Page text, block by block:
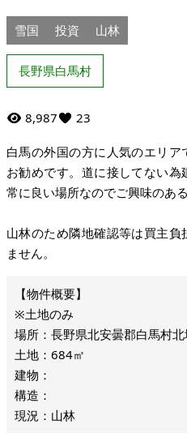
雪国 投資 山林
長野県白馬村
8,987 23
白馬の外国の方に人気のエリ
お勧めです。道に接してない
常に良い場所なのでご興味のあ
山林のため隣地確認等は買主
ません。
※土地のみ
場所：長野県北安曇郡白馬村
土地：684㎡
建物：
構造：
現況：山林